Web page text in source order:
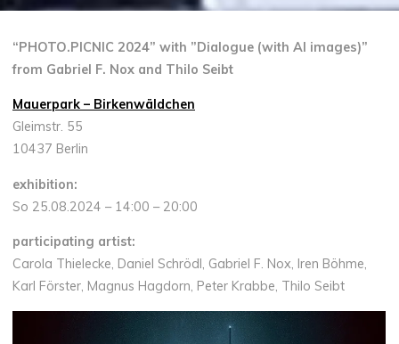
“PHOTO.PICNIC 2024” with ”Dialogue (with AI images)”
from Gabriel F. Nox and Thilo Seibt
Mauerpark – Birkenwäldchen
Gleimstr. 55
10437 Berlin
exhibition:
So 25.08.2024 – 14:00 – 20:00
participating artist:
Carola Thielecke, Daniel Schrödl, Gabriel F. Nox, Iren Böhme,
Karl Förster, Magnus Hagdorn, Peter Krabbe, Thilo Seibt